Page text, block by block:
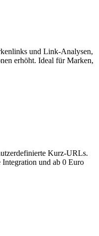
und Link-Analysen,
erhöht. Ideal für Marken,
Kurz-URLs.
und ab 0 Euro